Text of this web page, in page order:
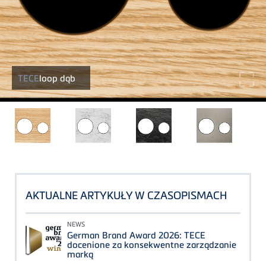
TECEloop dąb
AKTUALNE ARTYKUŁY W CZASOPISMACH
NEWS
German Brand Award 2026: TECE
docenione za konsekwentne zarządzanie
marką